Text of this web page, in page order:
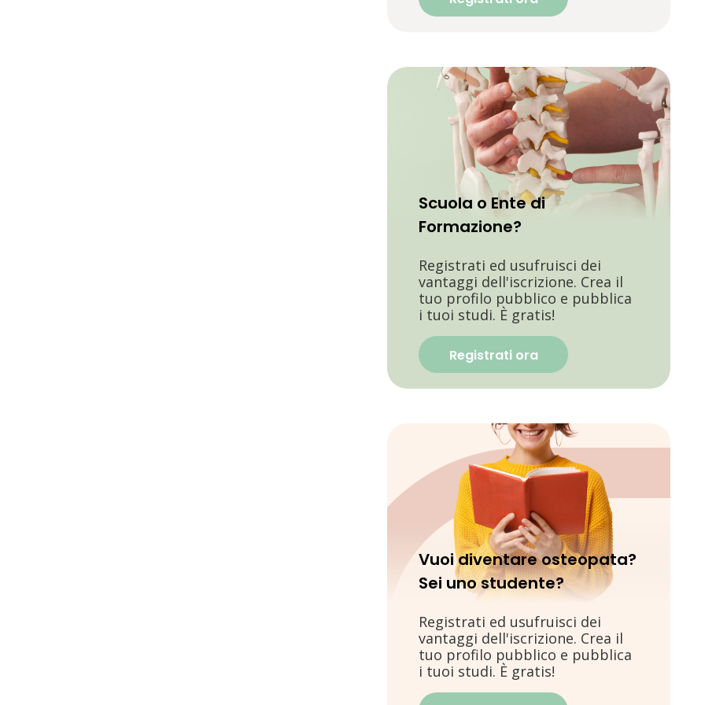
Scuola o Ente di
Formazione?
Registrati ed usufruisci dei
vantaggi dell'iscrizione. Crea il
tuo profilo pubblico e pubblica
i tuoi studi. È gratis!
Registrati ora
Vuoi diventare osteopata?
Sei uno studente?
Registrati ed usufruisci dei
vantaggi dell'iscrizione. Crea il
tuo profilo pubblico e pubblica
i tuoi studi. È gratis!